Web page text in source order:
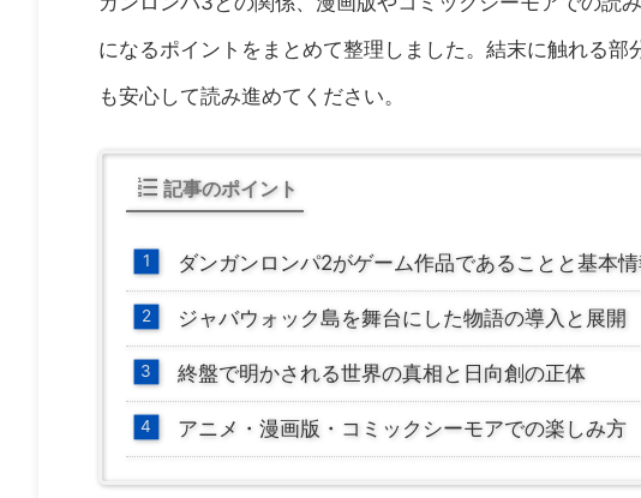
になるポイントをまとめて整理しました。結末に触れる
も安心して読み進めてください。
記事のポイント
ダンガンロンパ2がゲーム作品であることと基本情
ジャバウォック島を舞台にした物語の導入と展開
終盤で明かされる世界の真相と日向創の正体
アニメ・漫画版・コミックシーモアでの楽しみ方